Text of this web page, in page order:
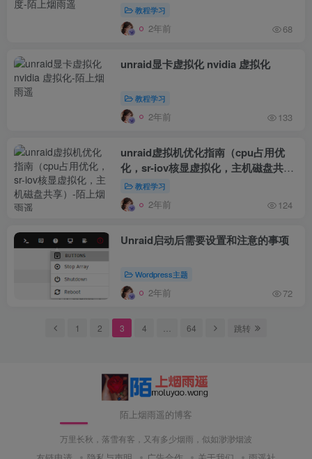
教程学习
2年前 68
unraid显卡虚拟化 nvidia 虚拟化
教程学习
2年前 133
unraid虚拟机优化指南（cpu占用优
化，sr-iov核显虚拟化，主机磁盘共
享）教程学习
2年前 124
Unraid启动后需要设置和注意的事项
Wordpress主题
2年前 72
1 2 3 4 64 跳转
陌上烟雨遥的博客
万里长秋，落雪有客，又有多少烟雨，似如渺渺烟波